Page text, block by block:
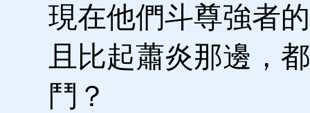
現在他們斗尊強者
且比起蕭炎那邊，
鬥？